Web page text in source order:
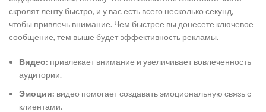
скролят ленту быстро, и у вас есть всего несколько секунд,
чтобы привлечь внимание. Чем быстрее вы донесете ключевое
сообщение, тем выше будет эффективность рекламы.
Видео: привлекает внимание и увеличивает вовлеченность
аудитории.
Эмоции: видео помогает создавать эмоциональную связь с
клиентами.